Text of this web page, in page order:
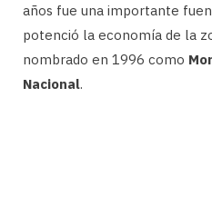
años fue una importante
potenció la economía de la
nombrado en 1996 como
Nacional.